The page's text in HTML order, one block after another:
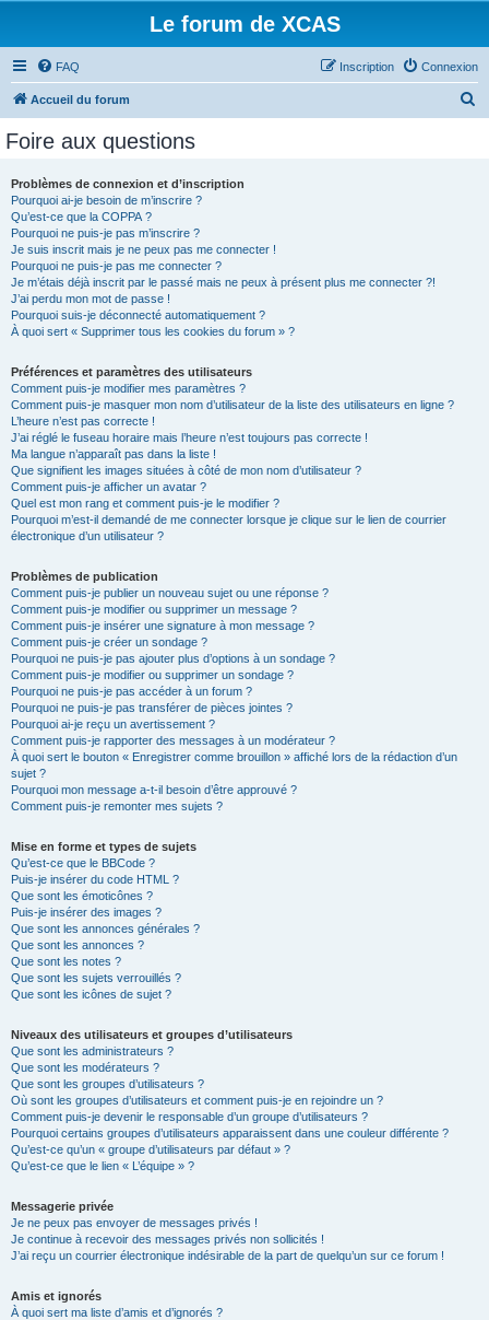
Le forum de XCAS
FAQ Connexion
Inscription
Accueil du forum
Foire aux questions
Problèmes de connexion et d’inscription
Pourquoi ai-je besoin de m’inscrire ?
Qu’est-ce que la COPPA ?
Pourquoi ne puis-je pas m’inscrire ?
Je suis inscrit mais je ne peux pas me connecter !
Pourquoi ne puis-je pas me connecter ?
Je m’étais déjà inscrit par le passé mais ne peux à présent plus me connecter ?!
J’ai perdu mon mot de passe !
Pourquoi suis-je déconnecté automatiquement ?
À quoi sert « Supprimer tous les cookies du forum » ?
Préférences et paramètres des utilisateurs
Comment puis-je modifier mes paramètres ?
Comment puis-je masquer mon nom d’utilisateur de la liste des utilisateurs en ligne ?
L’heure n’est pas correcte !
J’ai réglé le fuseau horaire mais l’heure n’est toujours pas correcte !
Ma langue n’apparaît pas dans la liste !
Que signifient les images situées à côté de mon nom d’utilisateur ?
Comment puis-je afficher un avatar ?
Quel est mon rang et comment puis-je le modifier ?
Pourquoi m’est-il demandé de me connecter lorsque je clique sur le lien de courrier
électronique d’un utilisateur ?
Problèmes de publication
Comment puis-je publier un nouveau sujet ou une réponse ?
Comment puis-je modifier ou supprimer un message ?
Comment puis-je insérer une signature à mon message ?
Comment puis-je créer un sondage ?
Pourquoi ne puis-je pas ajouter plus d’options à un sondage ?
Comment puis-je modifier ou supprimer un sondage ?
Pourquoi ne puis-je pas accéder à un forum ?
Pourquoi ne puis-je pas transférer de pièces jointes ?
Pourquoi ai-je reçu un avertissement ?
Comment puis-je rapporter des messages à un modérateur ?
À quoi sert le bouton « Enregistrer comme brouillon » affiché lors de la rédaction d’un
sujet ?
Pourquoi mon message a-t-il besoin d’être approuvé ?
Comment puis-je remonter mes sujets ?
Mise en forme et types de sujets
Qu’est-ce que le BBCode ?
Puis-je insérer du code HTML ?
Que sont les émoticônes ?
Puis-je insérer des images ?
Que sont les annonces générales ?
Que sont les annonces ?
Que sont les notes ?
Que sont les sujets verrouillés ?
Que sont les icônes de sujet ?
Niveaux des utilisateurs et groupes d’utilisateurs
Que sont les administrateurs ?
Que sont les modérateurs ?
Que sont les groupes d’utilisateurs ?
Où sont les groupes d’utilisateurs et comment puis-je en rejoindre un ?
Comment puis-je devenir le responsable d’un groupe d’utilisateurs ?
Pourquoi certains groupes d’utilisateurs apparaissent dans une couleur différente ?
Qu’est-ce qu’un « groupe d’utilisateurs par défaut » ?
Qu’est-ce que le lien « L’équipe » ?
Messagerie privée
Je ne peux pas envoyer de messages privés !
Je continue à recevoir des messages privés non sollicités !
J’ai reçu un courrier électronique indésirable de la part de quelqu’un sur ce forum !
Amis et ignorés
À quoi sert ma liste d’amis et d’ignorés ?